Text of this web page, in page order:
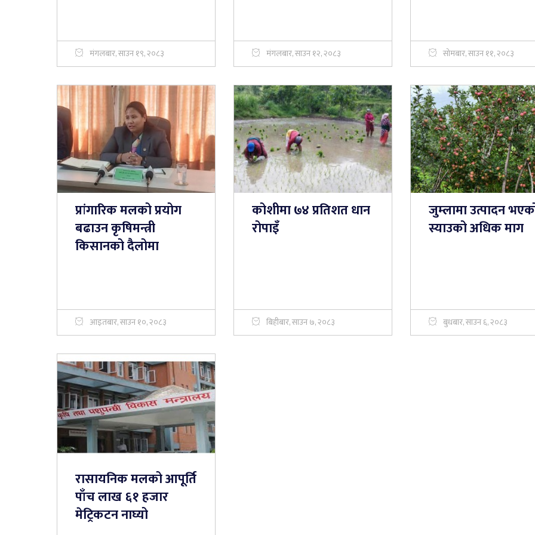
मंगलबार, साउन १९, २०८३ मंगलबार, साउन १२, २०८३ सोमबार, साउन ११, २०८३
प्रांगारिक मलको प्रयोग
बढाउन कृषिमन्त्री
किसानको दैलोमा
आइतबार, साउन १०, २०८३
कोशीमा ७४ प्रतिशत धान
रोपाइँ
बिहीबार, साउन ७, २०८३
जुम्लामा उत्पादन
स्याउको अधिक माग
बुधबार, साउन ६, २०८३
रासायनिक मलको आपूर्ति
पाँच लाख ६१ हजार
मेट्रिकटन नाघ्यो